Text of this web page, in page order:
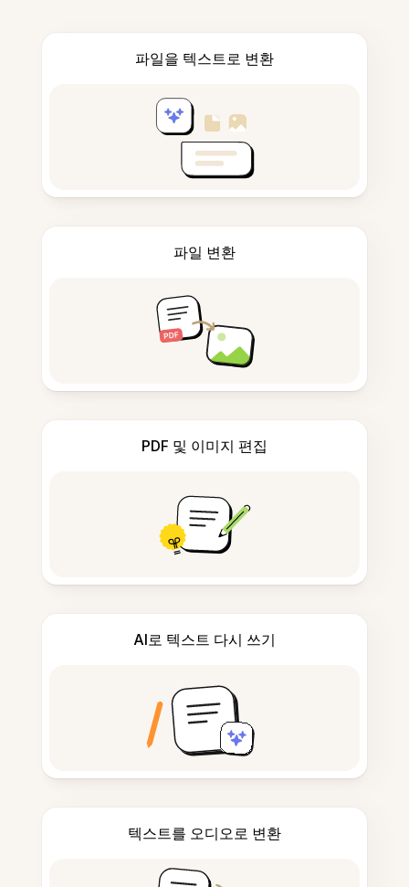
파일을 텍스트로 변환
파일 변환
PDF 및 이미지 편집
AI로 텍스트 다시 쓰기
텍스트를 오디오로 변환